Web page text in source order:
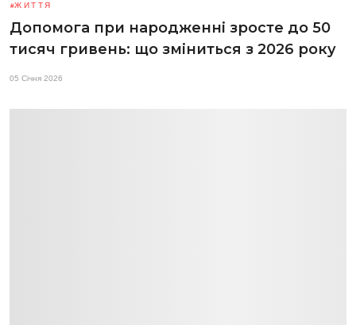
ЖИТТЯ
Допомога при народженні зросте до 50
тисяч гривень: що зміниться з 2026 року
05 Січня 2026